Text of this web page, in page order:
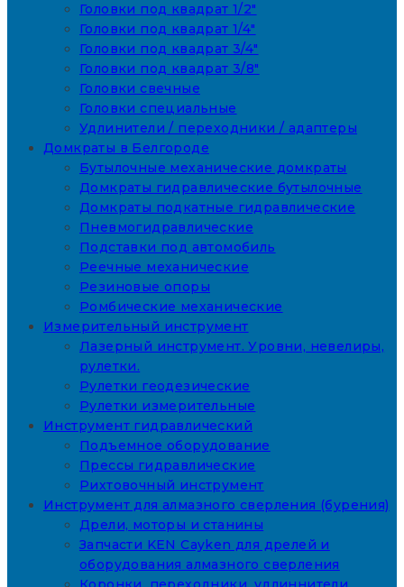
Головки под квадрат 1/2"
Головки под квадрат 1/4"
Головки под квадрат 3/4"
Головки под квадрат 3/8"
Головки свечные
Головки специальные
Удлинители / переходники / адаптеры
Домкраты в Белгороде
Бутылочные механические домкраты
Домкраты гидравлические бутылочные
Домкраты подкатные гидравлические
Пневмогидравлические
Подставки под автомобиль
Реечные механические
Резиновые опоры
Ромбические механические
Измерительный инструмент
Лазерный инструмент. Уровни, невелиры,
рулетки.
Рулетки геодезические
Рулетки измерительные
Инструмент гидравлический
Подъемное оборудование
Прессы гидравлические
Рихтовочный инструмент
Инструмент для алмазного сверления (бурения)
Дрели, моторы и станины
Запчасти KEN Cayken для дрелей и
оборудования алмазного сверления